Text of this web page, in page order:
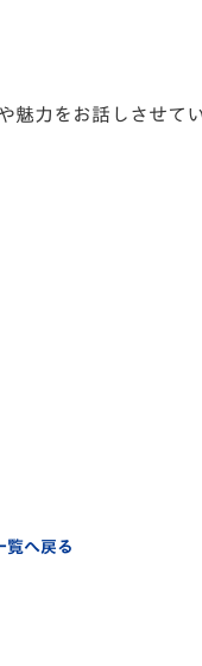
魅力をお話しさせて
覧へ戻る